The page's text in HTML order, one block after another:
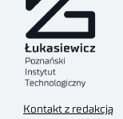
Kontakt z redakcją